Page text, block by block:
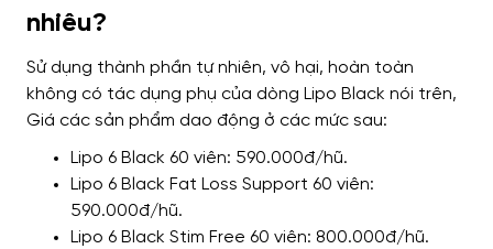
nhiêu?
Sử dụng thành phần tự nhiên, vô hại, hoàn toàn
không có tác dụng phụ của dòng Lipo Black nói trên,
Giá các sản phẩm dao động ở các mức sau:
Lipo 6 Black 60 viên: 590.000đ/hũ.
Lipo 6 Black Fat Loss Support 60 viên:
590.000đ/hũ.
Lipo 6 Black Stim Free 60 viên: 800.000đ/hũ.